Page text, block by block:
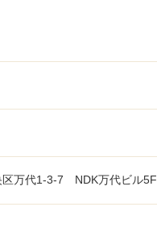
万代1-3-7 NDK万代ビル5F